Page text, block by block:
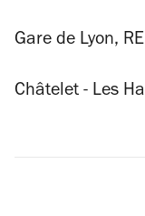
Gare de Lyon,
Châtelet - Les